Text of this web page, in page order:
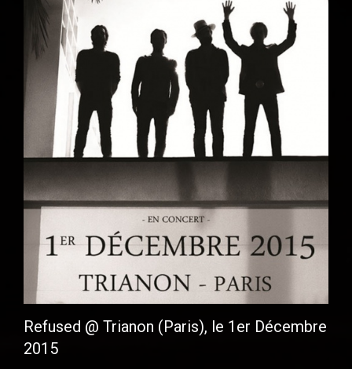
Refused @ Trianon (Paris), le 1er Décembre
2015